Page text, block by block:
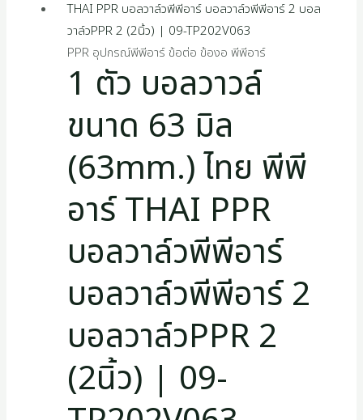
PPR อุปกรณ์พีพีอาร์ ข้อต่อ ข้องอ พีพีอาร์
1 ตัว บอลวาวล์
ขนาด 63 มิล
(63mm.) ไทย พีพี
อาร์ THAI PPR
บอลวาล์วพีพีอาร์
บอลวาล์วพีพีอาร์ 2
บอลวาล์วPPR 2
(2นิ้ว) | 09-